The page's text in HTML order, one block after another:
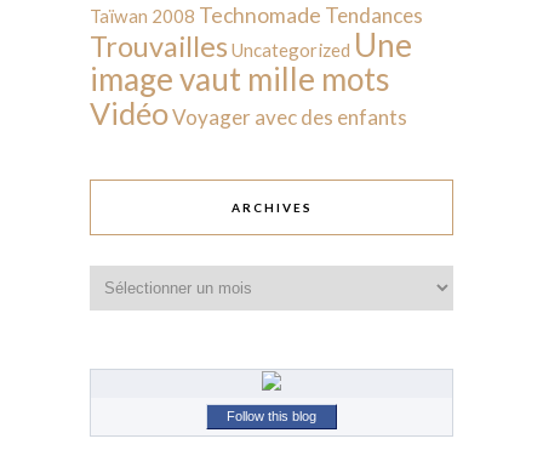
Taïwan 2008 Technomade Tendances
Trouvailles Uncategorized Une
image vaut mille mots
VidéoVoyager avec des enfants
ARCHIVES
Follow this blog